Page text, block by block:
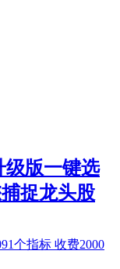
级版一键选
捉龙头股